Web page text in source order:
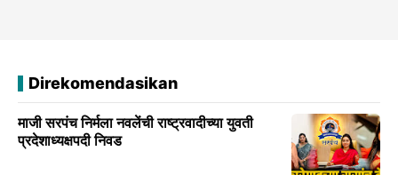
Direkomendasikan
माजी सरपंच निर्मला नवलेंची राष्ट्रवादीच्या युवती
प्रदेशाध्यक्षपदी निवड